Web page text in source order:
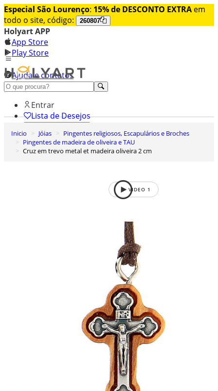
Especial São Lourenço: 15% de DESCONTO EXTRA em
todo o site, código:
260807
Holyart APP
App Store
Play Store
Ajuda e contatos
Conheça premium
Entrar
Lista de Desejos
0
Carrinho de Compras
Inicio Jóias
Pingentes religiosos, Escapulários e Broches
Pingentes de madeira de oliveira e TAU
Cruz em trevo metal et madeira oliveira 2 cm
VIDEO 1